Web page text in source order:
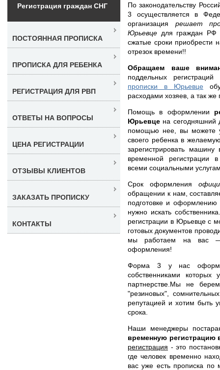
По законодательству
3 осуществляется в
организация решает
Юрьевце для граждан РФ
сжатые сроки приобрести
отрезок времени!!
Обращаем ваше
поддельных
прописки в Юрьевце
расходами хозяев, а так
Помощь в оформлении
Юрьевце на сегодняшний
помощью нее, вы можете
своего ребенка в
зарегистрировать
временной регистрации
всеми социальными
Срок оформления
обращении к нам,
подготовке и
нужно искать
регистрации в Юрьевце с
готовых документов
мы работаем на вас —
оформления!
Форма 3 у нас
собственниками
партнерстве.Мы не
"резиновых",
репутацией и хотим быть
срока.
Наши менеджеры
временную
регистрация - это
где человек временно
вас уже есть прописка по
Регистрация граждан СНГ
ПОСТОЯННАЯ ПРОПИСКА
ПРОПИСКА ДЛЯ РЕБЕНКА
РЕГИСТРАЦИЯ ДЛЯ РВП
ОТВЕТЫ НА ВОПРОСЫ
ЦЕНА РЕГИСТРАЦИИ
ОТЗЫВЫ КЛИЕНТОВ
ЗАКАЗАТЬ ПРОПИСКУ
КОНТАКТЫ